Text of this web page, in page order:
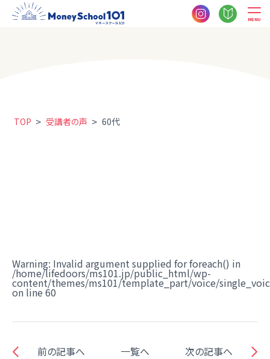
MENU
TOP > 受講者の声 > 60代
Warning: Invalid argument supplied for foreach() in
/home/lifedoors/ms101.jp/public_html/wp-
content/themes/ms101/template_part/voice/
on line 60
前の記事へ 一覧へ 次の記事へ